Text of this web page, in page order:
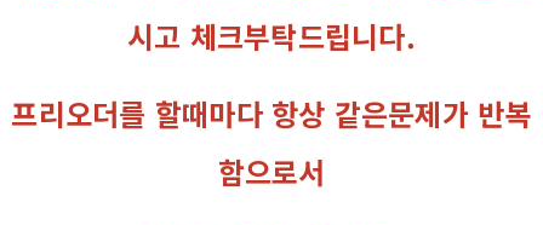
시고 체크부탁드립니다.
프리오더를 할때마다 항상 같은문제가 반복
함으로서